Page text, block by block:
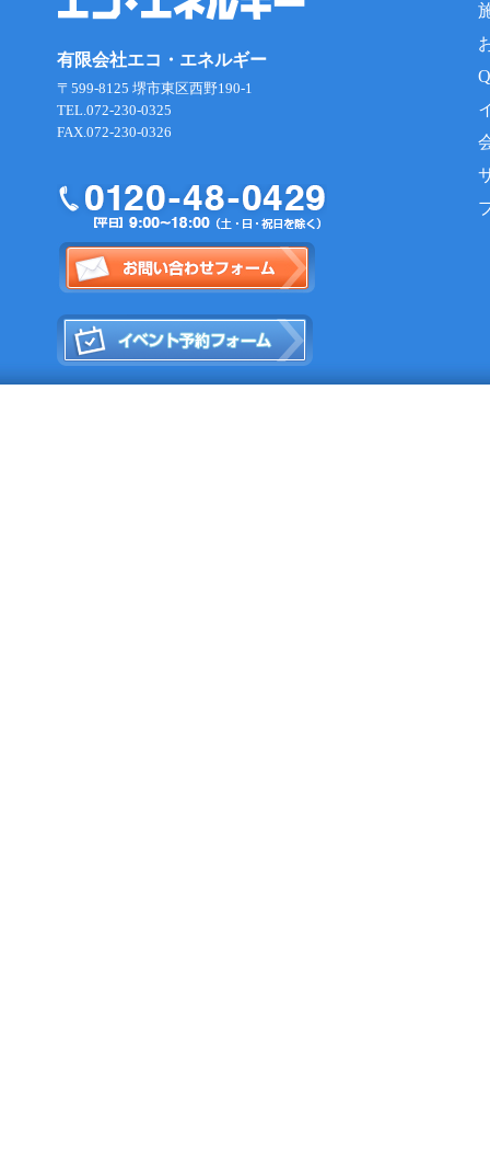
有限会社エコ・エネルギー
〒599-8125 堺市東区西野190-1
TEL.072-230-0325
FAX.072-230-0326